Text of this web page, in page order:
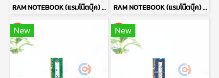
RAM NOTEBOOK (แรมโน๊ตบุ๊ค) MICRON DDR3L 4GB (4GBX1) 1600MHz 8CHIP P14283 RAM NOTEBOOK (แรมโน๊ตบุ๊ค) SAMSUNG DDR3L 4GB (4GBX1) 1600MHz 8CHIP P14282
New New